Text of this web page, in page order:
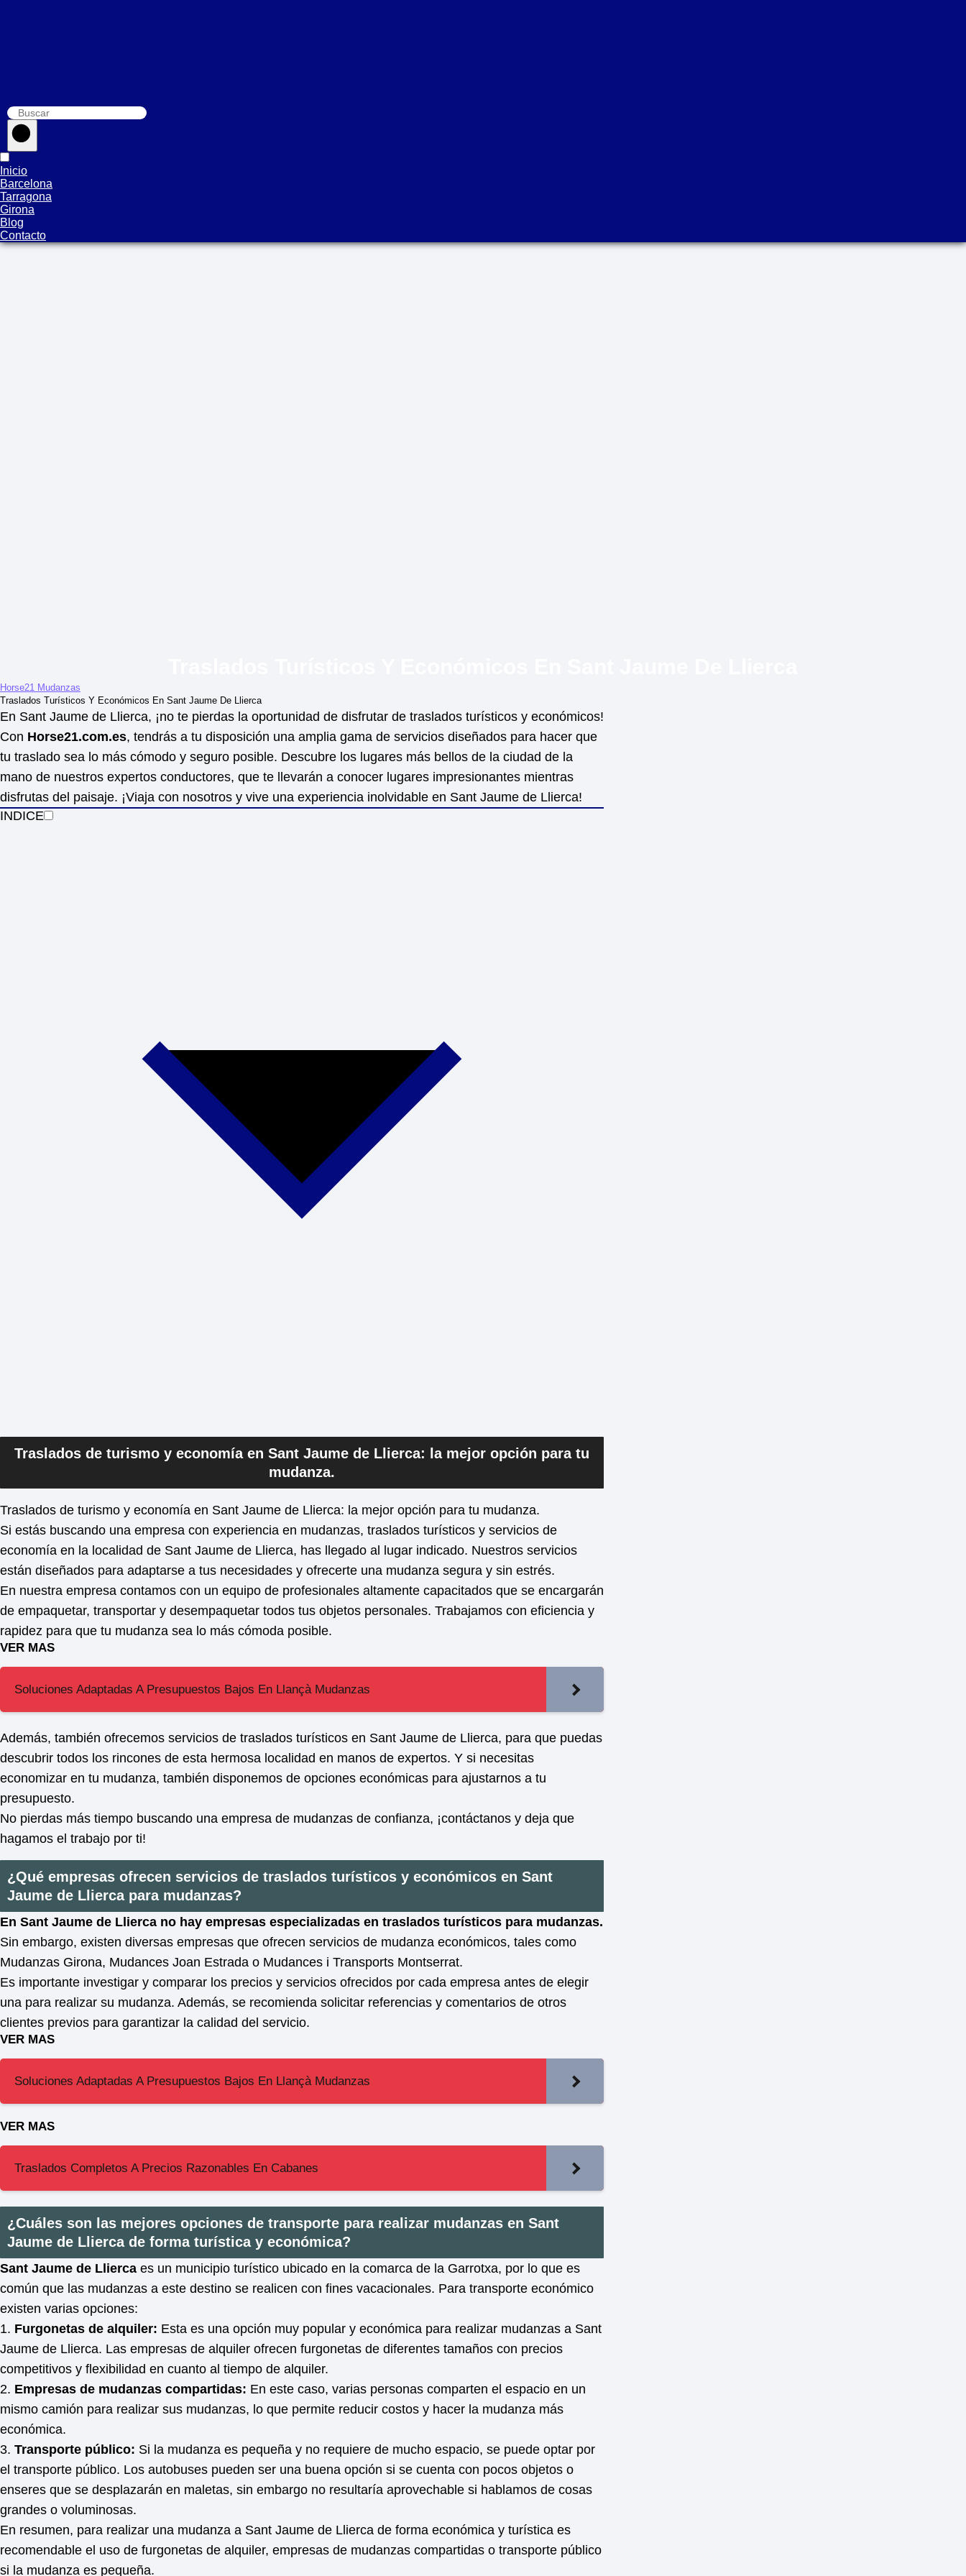
Inicio
Barcelona
Tarragona
Girona
Blog
Contacto
Horse21 Mudanzas
Traslados Turísticos Y Económicos En Sant Jaume De Llierca
En Sant Jaume de Llierca, ¡no te pierdas la oportunidad de disfrutar de traslados turísticos y económicos!
Con Horse21.com.es, tendrás a tu disposición una amplia gama de servicios diseñados para hacer que
tu traslado sea lo más cómodo y seguro posible. Descubre los lugares más bellos de la ciudad de la
mano de nuestros expertos conductores, que te llevarán a conocer lugares impresionantes mientras
disfrutas del paisaje. ¡Viaja con nosotros y vive una experiencia inolvidable en Sant Jaume de Llierca!
INDICE
Traslados de turismo y economía en Sant Jaume de Llierca: la mejor opción para tu
mudanza.
Traslados de turismo y economía en Sant Jaume de Llierca: la mejor opción para tu mudanza.
Si estás buscando una empresa con experiencia en mudanzas, traslados turísticos y servicios de
economía en la localidad de Sant Jaume de Llierca, has llegado al lugar indicado. Nuestros servicios
están diseñados para adaptarse a tus necesidades y ofrecerte una mudanza segura y sin estrés.
En nuestra empresa contamos con un equipo de profesionales altamente capacitados que se encargarán
de empaquetar, transportar y desempaquetar todos tus objetos personales. Trabajamos con eficiencia y
rapidez para que tu mudanza sea lo más cómoda posible.
VER MAS
Soluciones Adaptadas A Presupuestos Bajos En Llançà Mudanzas
Además, también ofrecemos servicios de traslados turísticos en Sant Jaume de Llierca, para que puedas
descubrir todos los rincones de esta hermosa localidad en manos de expertos. Y si necesitas
economizar en tu mudanza, también disponemos de opciones económicas para ajustarnos a tu
presupuesto.
No pierdas más tiempo buscando una empresa de mudanzas de confianza, ¡contáctanos y deja que
hagamos el trabajo por ti!
¿Qué empresas ofrecen servicios de traslados turísticos y económicos en Sant
Jaume de Llierca para mudanzas?
En Sant Jaume de Llierca no hay empresas especializadas en traslados turísticos para mudanzas.
Sin embargo, existen diversas empresas que ofrecen servicios de mudanza económicos, tales como
Mudanzas Girona, Mudances Joan Estrada o Mudances i Transports Montserrat.
Es importante investigar y comparar los precios y servicios ofrecidos por cada empresa antes de elegir
una para realizar su mudanza. Además, se recomienda solicitar referencias y comentarios de otros
clientes previos para garantizar la calidad del servicio.
VER MAS
Soluciones Adaptadas A Presupuestos Bajos En Llançà Mudanzas
VER MAS
Traslados Completos A Precios Razonables En Cabanes
¿Cuáles son las mejores opciones de transporte para realizar mudanzas en Sant
Jaume de Llierca de forma turística y económica?
Sant Jaume de Llierca es un municipio turístico ubicado en la comarca de la Garrotxa, por lo que es
común que las mudanzas a este destino se realicen con fines vacacionales. Para transporte económico
existen varias opciones:
1. Furgonetas de alquiler: Esta es una opción muy popular y económica para realizar mudanzas a Sant
Jaume de Llierca. Las empresas de alquiler ofrecen furgonetas de diferentes tamaños con precios
competitivos y flexibilidad en cuanto al tiempo de alquiler.
2. Empresas de mudanzas compartidas: En este caso, varias personas comparten el espacio en un
mismo camión para realizar sus mudanzas, lo que permite reducir costos y hacer la mudanza más
económica.
3. Transporte público: Si la mudanza es pequeña y no requiere de mucho espacio, se puede optar por
el transporte público. Los autobuses pueden ser una buena opción si se cuenta con pocos objetos o
enseres que se desplazarán en maletas, sin embargo no resultaría aprovechable si hablamos de cosas
grandes o voluminosas.
En resumen, para realizar una mudanza a Sant Jaume de Llierca de forma económica y turística es
recomendable el uso de furgonetas de alquiler, empresas de mudanzas compartidas o transporte público
si la mudanza es pequeña.